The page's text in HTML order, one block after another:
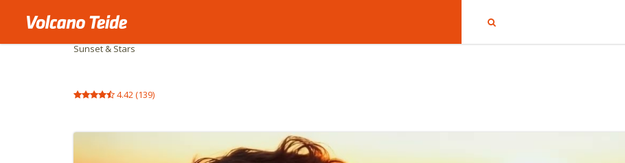
Begin Sterren kijken op Tenerife
Sunset & Stars
4.42(139)